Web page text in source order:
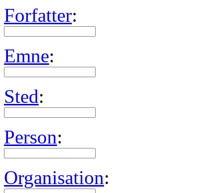
Forfatter:
Emne:
Sted:
Person:
Organisation: